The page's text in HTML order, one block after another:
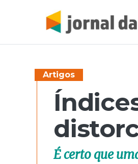
Artigos
É certo que